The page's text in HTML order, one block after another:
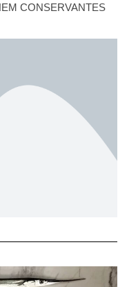
CONSERVANTES